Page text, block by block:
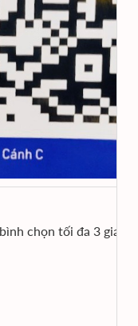
chọn tối đa 3 gian